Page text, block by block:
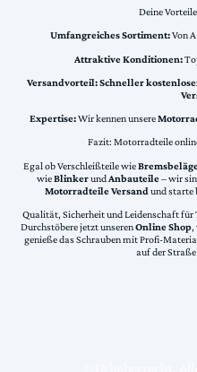
Deine
Umfangreiches Sortiment:Von
Attraktive Konditionen:
Versandvorteil:Schneller
Expertise:Wir kennen unsere
Fazit: Motorradteile
Egal ob Verschleißteile wie
wieBlinkerundAnbauteile– wir
Motorradteile Versand und starte
Qualität, Sicherheit und Leidenschaft für
Durchstöbere jetzt unserenOnline Shop,
genieße das Schrauben mit Profi-
auf der